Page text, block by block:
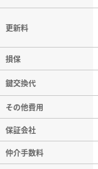
更新料
損保
鍵交換代
その他費用
保証会社
仲介手数料